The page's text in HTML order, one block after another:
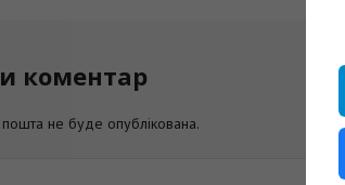
коментар
не буде опублікована.